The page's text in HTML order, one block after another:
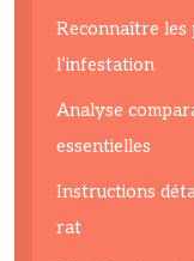
Reconnaître les
l’infestation
Analyse
essentielles
Instructions
rat